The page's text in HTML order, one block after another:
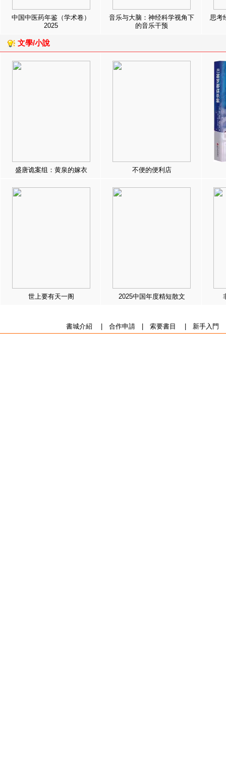
中国中医药年鉴（学术卷）
2025
音乐与大脑：神经科学视角下
的音乐干预
思考
文學/小說
盛唐诡案组：黄泉的嫁衣 不便的便利店
世上要有天一阁 2025中国年度精短散文
書城介紹 合作申請| 索要書目 新手入門